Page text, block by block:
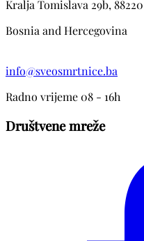
Kralja Tomislava 29b,
Bosnia and Hercegovina
info@sveosmrtnice.ba
Radno vrijeme 08 - 16h
Društvene mreže